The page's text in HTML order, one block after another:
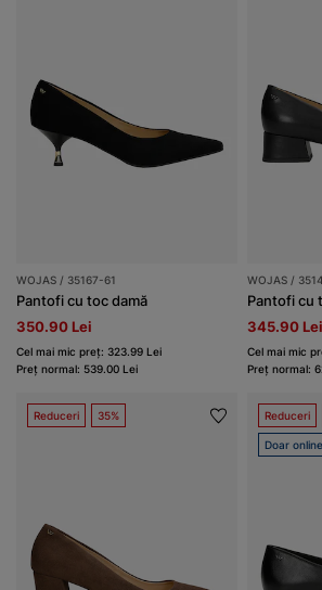
WOJAS / 35167-61
Pantofi cu toc damă
350.90 Lei
Cel mai mic preț: 323.99 Lei
Preț normal: 539.00 Lei
WOJAS /
Pantofi cu
345.90 Lei
Cel mai mic
Preț normal:
Reduceri 35% Reduceri
Doar online